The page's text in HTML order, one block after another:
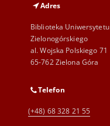
Adres
Biblioteka Uniwersytetu
Zielonogórskiego
al. Wojska Polskiego 71
65-762 Zielona Góra
Telefon
(+48) 68 328 21 55